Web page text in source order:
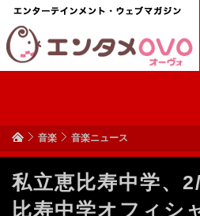
音楽 音楽ニュース
私立恵比寿中学、
比寿中学オフィシ